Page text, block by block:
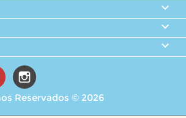



Reservados © 2026